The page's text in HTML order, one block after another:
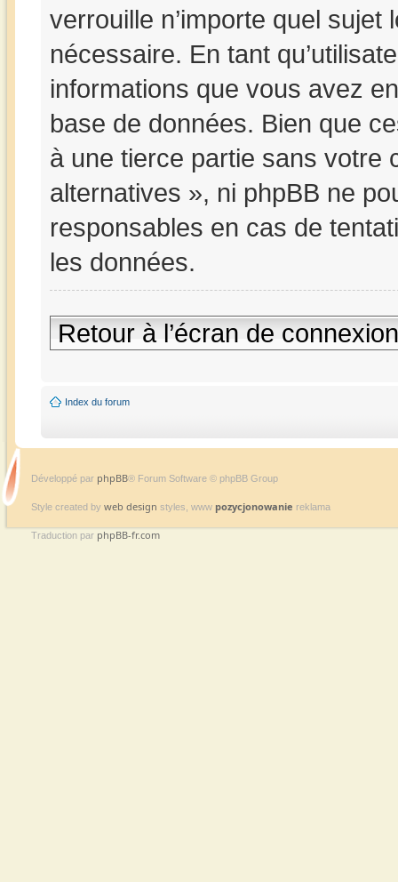
verrouille n’importe quel
nécessaire. En tant
informations que vous avez
base de données. Bien que
à une tierce partie sans votre
alternatives », ni phpBB ne
responsables en cas de
les données.
Retour à l’écran de connexion
Index du forum
Développé par phpBB® Forum Software © phpBB Group
Style created by web design styles, www pozycjonowanie reklama
Traduction par phpBB-fr.com